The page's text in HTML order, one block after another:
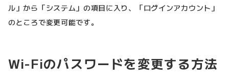
ル」から「システム」の項目に入り、「ログインアカウント」
のところで変更可能です。
Wi-Fiのパスワードを変更する方法